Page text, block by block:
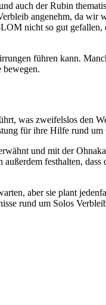
auch der Rubin
angenehm, da wir
nicht so gut gefallen,
führen kann.
bewegen.
was zweifelslos den
für ihre Hilfe rund um
und mit der
festhalten,
aber sie plant
rund um Solos